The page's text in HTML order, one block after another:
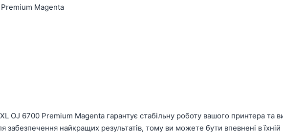
Magenta
OJ 6700 Premium Magenta гарантує стабільну роботу вашого принтера та
забезпечення найкращих результатів, тому ви можете бути впевнені в їхній